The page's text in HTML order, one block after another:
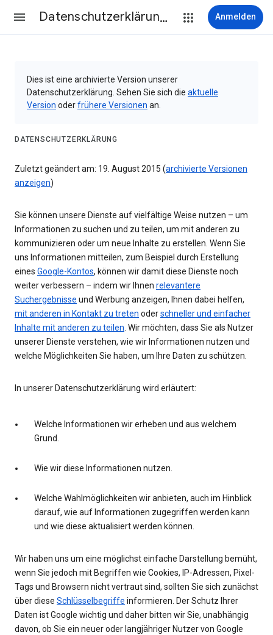
Datenschutzerklärung & Nutzungsbedingungen Anmelden
Dies ist eine archivierte Version unserer
Datenschutzerklärung. Sehen Sie sich die aktuelle
Version oderfrühere Versionen an.
DATENSCHUTZERKLÄRUNG
Zuletzt geändert am: 19. August 2015 (archivierte Versionen
anzeigen)
Sie können unsere Dienste auf vielfältige Weise nutzen – um
Informationen zu suchen und zu teilen, um mit anderen zu
kommunizieren oder um neue Inhalte zu erstellen. Wenn Sie
uns Informationen mitteilen, zum Beispiel durch Erstellung
eines Google-Kontos, können wir damit diese Dienste noch
weiter verbessern – indem wir Ihnen relevantere
Suchergebnisse und Werbung anzeigen, Ihnen dabei helfen,
mit anderen in Kontakt zu treten oderschneller und einfacher
Inhalte mit anderen zu teilen. Wir möchten, dass Sie als Nutzer
unserer Dienste verstehen, wie wir Informationen nutzen und
welche Möglichkeiten Sie haben, um Ihre Daten zu schützen.
In unserer Datenschutzerklärung wird erläutert:
Welche Informationen wir erheben und aus welchem
Grund.
Wie wir diese Informationen nutzen.
Welche Wahlmöglichkeiten wir anbieten, auch im Hinblick
darauf, wie auf Informationen zugegriffen werden kann
und wie diese aktualisiert werden können.
Wir haben uns um eine möglichst einfache Darstellung bemüht,
wenn Sie jedoch mit Begriffen wie Cookies, IP-Adressen, Pixel-
Tags und Browsern nicht vertraut sind, sollten Sie sich zunächst
über diese Schlüsselbegriffe informieren. Der Schutz Ihrer
Daten ist Google wichtig und daher bitten wir Sie, unabhängig
davon, ob Sie ein neuer oder langjähriger Nutzer von Google